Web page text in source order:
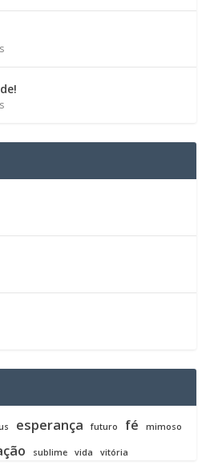
esperança futuro fé mimoso
sublime vida vitória